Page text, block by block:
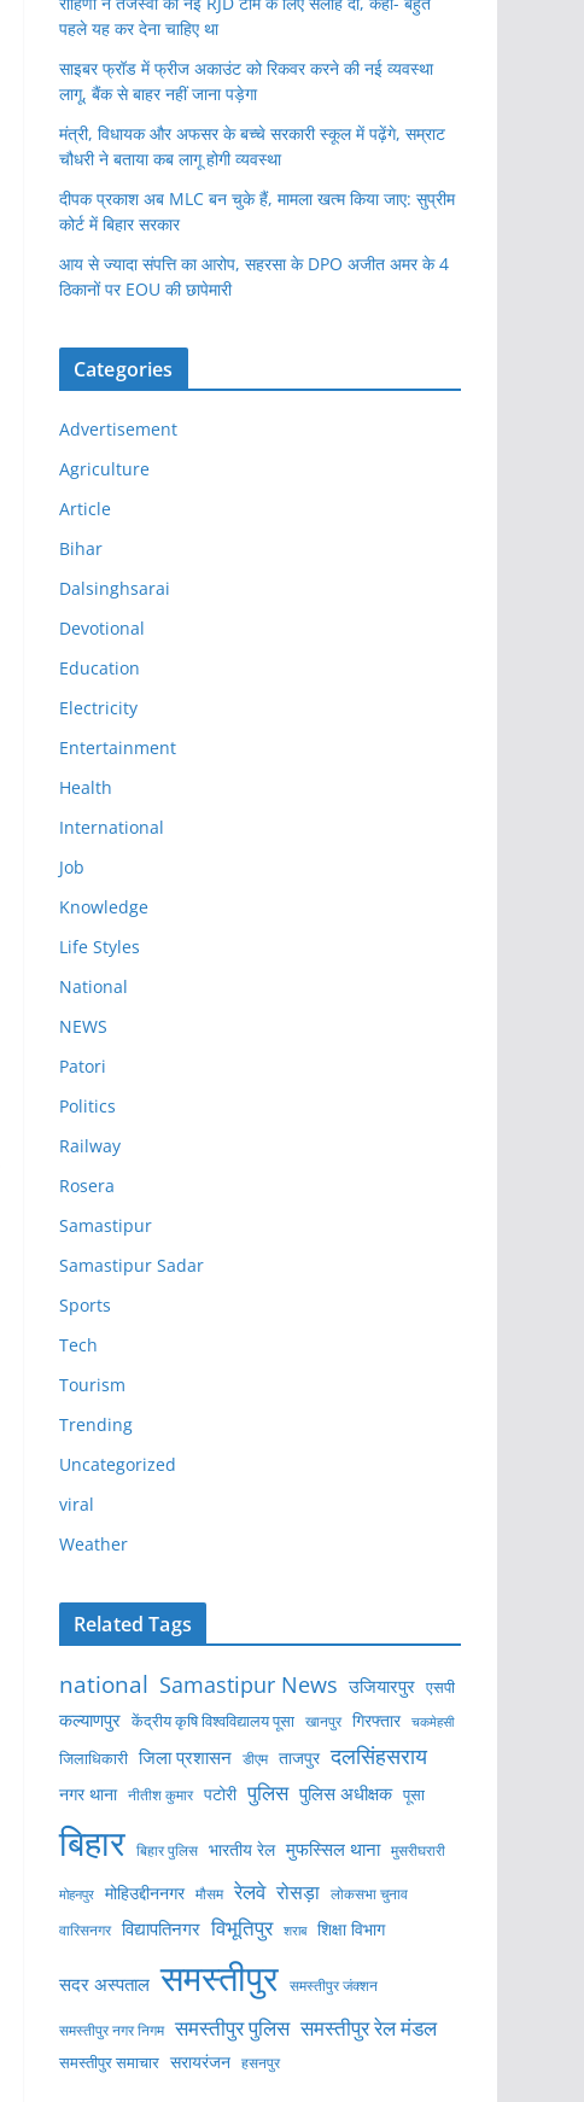
पहले यह कर देना चाहिए था
साइबर फ्रॉड में फ्रीज अकाउंट को रिकवर करने की नई व्यवस्था
लागू, बैंक से बाहर नहीं जाना पड़ेगा
मंत्री, विधायक और अफसर के बच्चे सरकारी स्कूल में पढ़ेंगे, सम्राट
चौधरी ने बताया कब लागू होगी व्यवस्था
दीपक प्रकाश अब MLC बन चुके हैं, मामला खत्म किया जाए: सुप्रीम
कोर्ट में बिहार सरकार
आय से ज्यादा संपत्ति का आरोप, सहरसा के DPO अजीत अमर के 4
ठिकानों पर EOU की छापेमारी
Categories
Advertisement
Agriculture
Article
Bihar
Dalsinghsarai
Devotional
Education
Electricity
Entertainment
Health
International
Job
Knowledge
Life Styles
National
NEWS
Patori
Politics
Railway
Rosera
Samastipur
Samastipur Sadar
Sports
Tech
Tourism
Trending
Uncategorized
viral
Weather
Related Tags
national Samastipur News उजियारपुर एसपी
कल्याणपुर केंद्रीय कृषि विश्वविद्यालय पूसा खानपुर गिरफ्तार चकमेहसी
जिलाधिकारी जिला प्रशासन डीएम ताजपुर दलसिंहसराय
नगर थाना नीतीश कुमार पटोरी पुलिस पुलिस अधीक्षक पूसा
बिहार बिहार पुलिस भारतीय रेल मुफस्सिल थाना मुसरीघरारी
मोहनपुर मोहिउद्दीननगर मौसम रेलवे रोसड़ा लोकसभा चुनाव
वारिसनगर विद्यापतिनगर विभूतिपुर शराब शिक्षा विभाग
सदर अस्पताल समस्तीपुर समस्तीपुर जंक्शन
समस्तीपुर नगर निगम समस्तीपुर पुलिस समस्तीपुर रेल मंडल
समस्तीपुर समाचार सरायरंजन हसनपुर